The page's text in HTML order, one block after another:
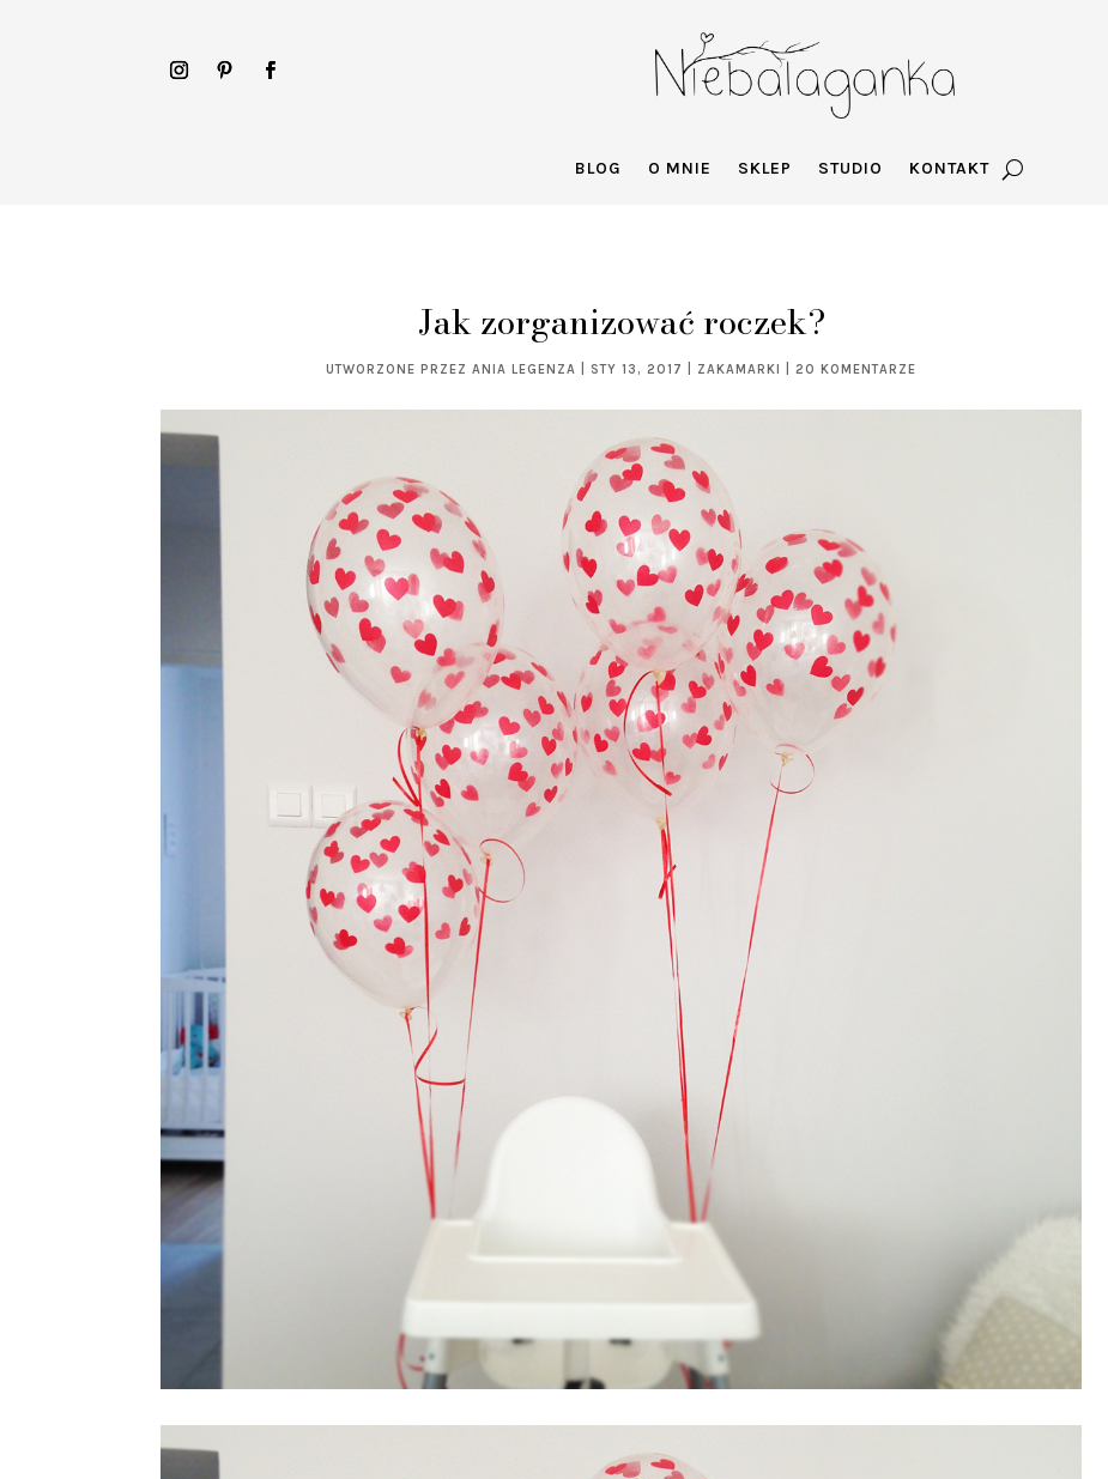
BLOG O MNIE SKLEP STUDIO KONTAKT
Jak zorganizować roczek?
UTWORZONE PRZEZANIA LEGENZA STY 13, 2017 ZAKAMARKI |20 KOMENTARZE